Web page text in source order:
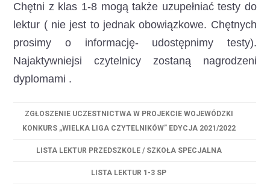
Chętni z klas 1-8 mogą także uzupełniać testy do
lektur ( nie jest to jednak obowiązkowe. Chętnych
prosimy o informację- udostępnimy testy).
Najaktywniejsi czytelnicy zostaną nagrodzeni
dyplomami .
ZGŁOSZENIE UCZESTNICTWA W PROJEKCIE WOJEWÓDZKI
KONKURS „WIELKA LIGA CZYTELNIKÓW” EDYCJA 2021/2022
LISTA LEKTUR PRZEDSZKOLE / SZKOŁA SPECJALNA
LISTA LEKTUR 1-3 SP